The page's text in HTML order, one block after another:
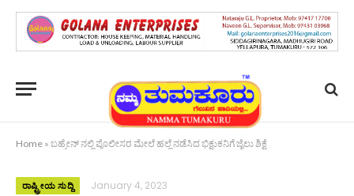
Home » ಬಹ್ರೇನ್‌ ನಲ್ಲಿ ಪೊಲೀಸರ ಮೇಲೆ ಹಲ್ಲೆ ನಡೆಸಿದ ಭಿಕ್ಷುಕನಿಗೆ ಜೈಲು ಶಿಕ್ಷೆ
ರಾಷ್ಟ್ರೀಯ ಸುದ್ದಿ January 4, 2023